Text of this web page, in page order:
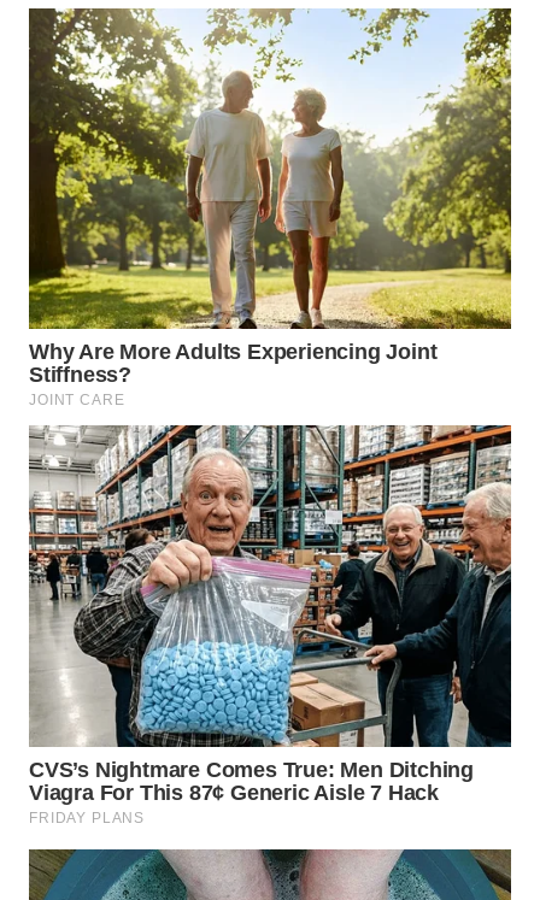
WN
TAPANULI
SELATAN
WN
TANJUNG
LESUNG
WN
KARO
WN
SIMALUNGUN
WN
LABUHANBATU
WN
TAPANULI
TENGAH
WN DELI
SERDANG
WN
TEBING
TINGGI
WN
PAKPAK